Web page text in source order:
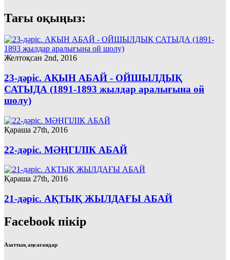
Тағы оқыңыз:
Желтоқсан 2nd, 2016
23-дәріс. АҚЫН АБАЙ - ОЙШЫЛДЫҚ
САТЫДА (1891-1893 жылдар аралығына ой
шолу)
Қараша 27th, 2016
22-дәріс. МӘҢГІЛІК АБАЙ
Қараша 27th, 2016
21-дәріс. АҚТЫҚ ЖЫЛДАҒЫ АБАЙ
Facebook пікір
Азаттық аңсағандар